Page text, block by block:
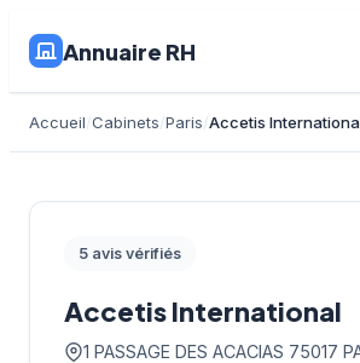
Annuaire RH
Accueil Cabinets Paris Accetis
5 avis vérifiés
Accetis International
1 PASSAGE DES ACACIAS 75017